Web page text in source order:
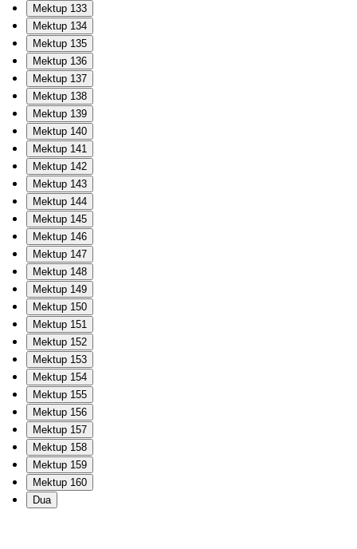
Mektup 133
Mektup 134
Mektup 135
Mektup 136
Mektup 137
Mektup 138
Mektup 139
Mektup 140
Mektup 141
Mektup 142
Mektup 143
Mektup 144
Mektup 145
Mektup 146
Mektup 147
Mektup 148
Mektup 149
Mektup 150
Mektup 151
Mektup 152
Mektup 153
Mektup 154
Mektup 155
Mektup 156
Mektup 157
Mektup 158
Mektup 159
Mektup 160
Dua